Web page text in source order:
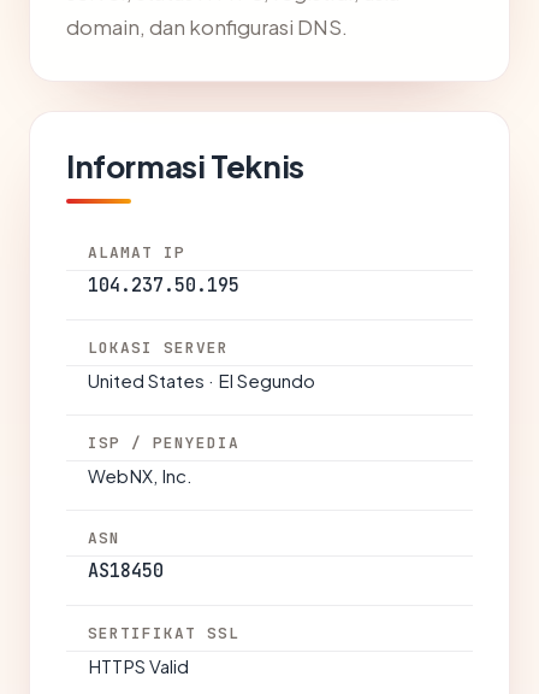
domain, dan konfigurasi DNS.
Informasi Teknis
ALAMAT IP
104.237.50.195
LOKASI SERVER
United States · El Segundo
ISP / PENYEDIA
WebNX, Inc.
ASN
AS18450
SERTIFIKAT SSL
HTTPS Valid